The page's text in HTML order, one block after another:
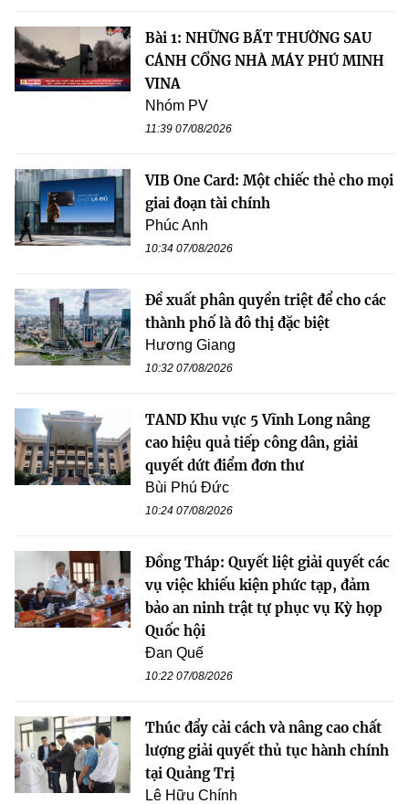
Bài 1: NHỮNG BẤT THƯỜNG SAU
CÁNH CỔNG NHÀ MÁY PHÚ MINH
VINA
Nhóm PV
11:39 07/08/2026
VIB One Card: Một chiếc thẻ cho mọi
giai đoạn tài chính
Phúc Anh
10:34 07/08/2026
Đề xuất phân quyền triệt để cho các
thành phố là đô thị đặc biệt
Hương Giang
10:32 07/08/2026
TAND Khu vực 5 Vĩnh Long nâng
cao hiệu quả tiếp công dân, giải
quyết dứt điểm đơn thư
Bùi Phú Đức
10:24 07/08/2026
Đồng Tháp: Quyết liệt giải quyết các
vụ việc khiếu kiện phức tạp, đảm
bảo an ninh trật tự phục vụ Kỳ họp
Quốc hội
Đan Quế
10:22 07/08/2026
Thúc đẩy cải cách và nâng cao chất
lượng giải quyết thủ tục hành chính
tại Quảng Trị
Lê Hữu Chính